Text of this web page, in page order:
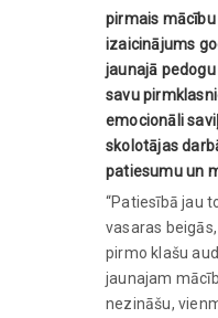
pirmais mācību
izaicinājums
jaunajā
savu
emocionāli
skolotājas
patiesumu un
“Patiesībā jau
vasaras
pirmo klašu
jaunajam
nezināšu,